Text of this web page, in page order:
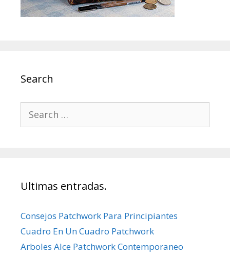
Search
for:
Ultimas entradas.
Consejos Patchwork Para Principiantes
Cuadro En Un Cuadro Patchwork
Arboles Alce Patchwork Contemporaneo